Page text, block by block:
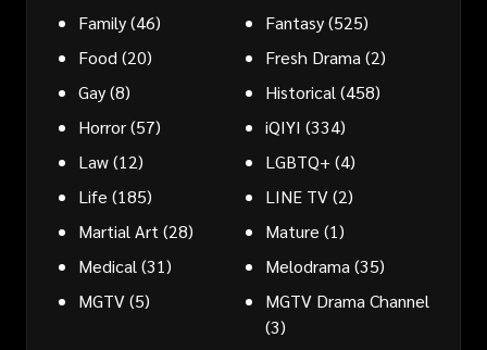
Family(46) Fantasy(525)
Food (20) Fresh Drama (2)
Gay(8) Historical (458)
Horror(57) iQIYI (334)
Law(12) LGBTQ+ (4)
Life (185) LINE TV(2)
Martial Art (28) Mature (1)
Medical (31) Melodrama (35)
MGTV(5)
MGTV Drama Channel
(3)